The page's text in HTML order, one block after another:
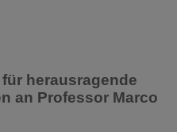
herausragende
an Professor Marco